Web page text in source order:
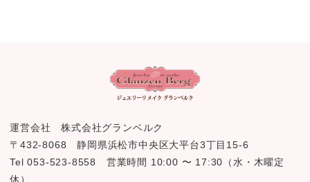
運営会社 株式会社グランベルク
〒432-8068 静岡県浜松市中央区大平台3丁目15-6
Tel 053-523-8558 営業時間 10:00 〜 17:30（水・木曜定
休）